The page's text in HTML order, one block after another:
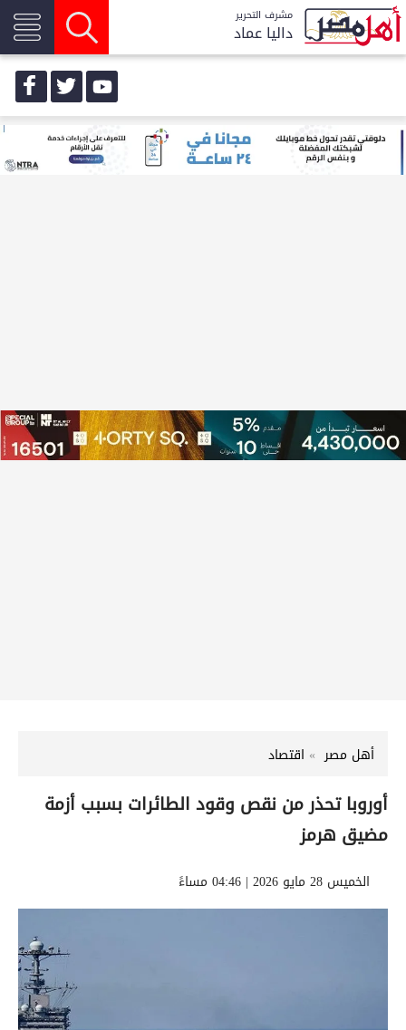
مشرف التحرير
داليا عماد
أهل مصر اقتصاد
أوروبا تحذر من نقص وقود الطائرات بسبب أزمة
مضيق هرمز
الخميس 28 مايو 2026 | 04:46 مساءً